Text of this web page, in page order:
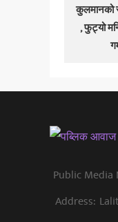
कुलमानको
, फुट्यो
Public Media
Address: